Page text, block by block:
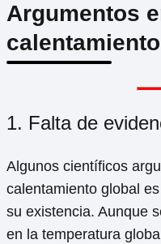
Argumentos
1. Falta de
Algunos científicos
calentamiento global
su existencia. Aunque
en la temperatura